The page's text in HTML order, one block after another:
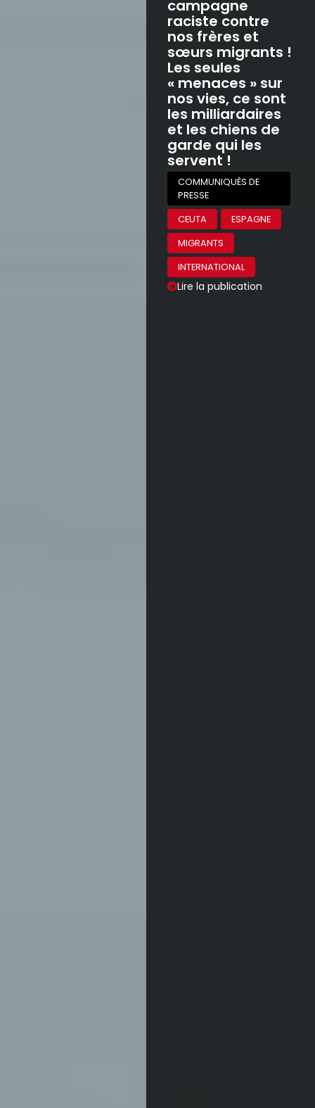
campagne
raciste contre
nos frères et
sœurs migrants !
Les seules
« menaces » sur
nos vies, ce sont
les milliardaires
et les chiens de
garde qui les
servent !
COMMUNIQUÉS DE
PRESSE
CEUTA
ESPAGNE
MIGRANTS
INTERNATIONAL
Lire la publication